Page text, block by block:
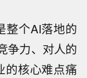
整个AI落地的
争力、对人的
的核心难点痛